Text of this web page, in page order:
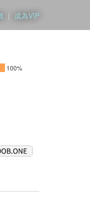
｜ 成為VIP
100%